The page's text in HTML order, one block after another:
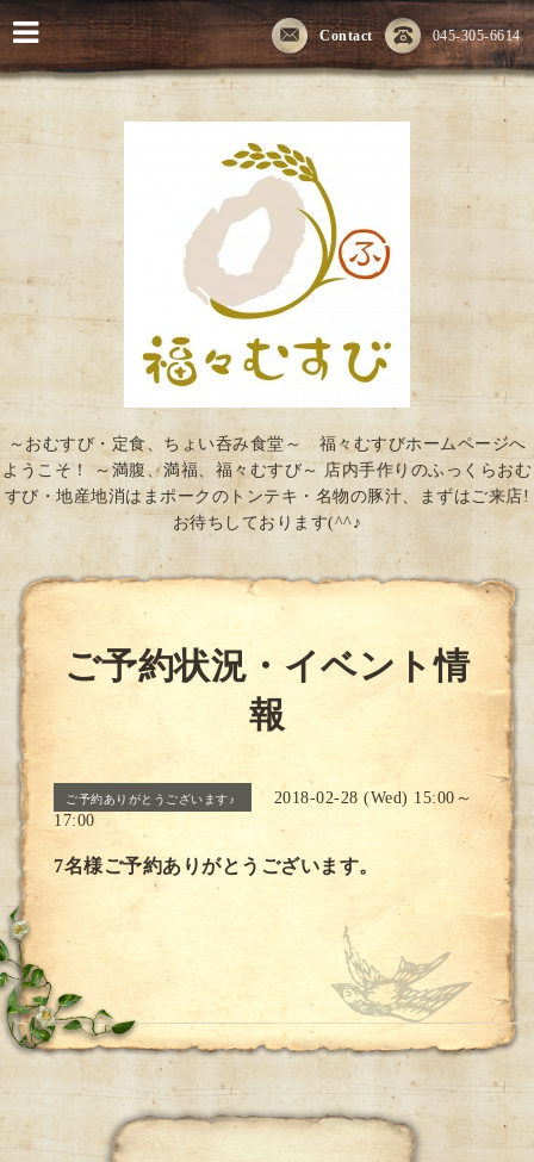
045-305-6614
Contact
～おむすび・定食、ちょい呑み食堂～ 福々むすびホームページへ
ようこそ！ ～満腹、満福、福々むすび～ 店内手作りのふっくらおむ
すび・地産地消はまポークのトンテキ・名物の豚汁、まずはご来店!
お待ちしております(^^♪
ご予約状況・イベント情
報
ご予約ありがとうございます♪
2018-02-28 (Wed) 15:00～
17:00
7名様ご予約ありがとうございます。